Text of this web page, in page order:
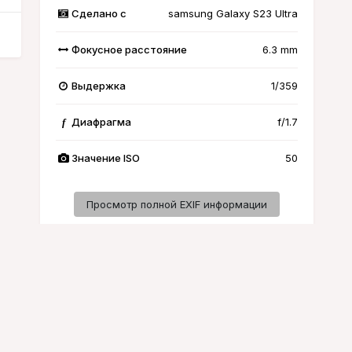
Сделано с samsung Galaxy S23 Ultra
Фокусное расстояние 6.3 mm
Выдержка 1/359
f Диафрагма f/1.7
Значение ISO 50
Просмотр полной EXIF информации